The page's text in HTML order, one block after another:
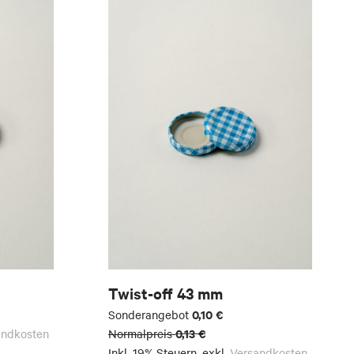
Twist-off 43 mm
Sonderangebot 0,10 €
Normalpreis 0,13 €